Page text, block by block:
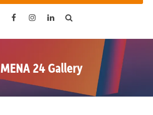
Search
LinkedIn
Instagram
MENA 24 Gallery